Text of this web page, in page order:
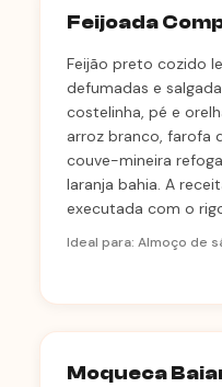
Feijoada
Feijão preto cozido
defumadas e
costelinha, pé e
arroz branco, farofa
couve-mineira
laranja bahia. A
executada com o
Ideal para: Almoço de
Moqueca